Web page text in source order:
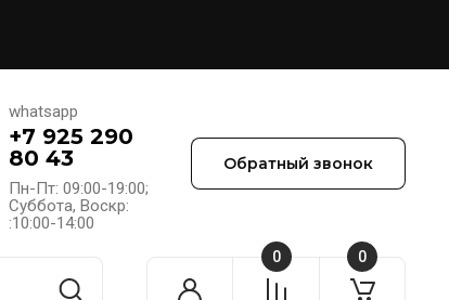
whatsapp
+7 925 290
80 43
Пн-Пт: 09:00-19:00;
Cуббота, Воскр:
:10:00-14:00
Обратный звонок
0 0